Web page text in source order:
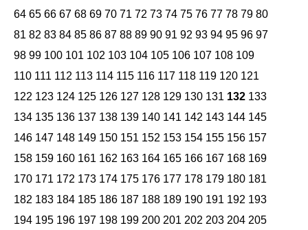
64 65 66 67 68 69 70 71 72 73 74 75 76 77 78 79 80
81 82 83 84 85 86 87 88 89 90 91 92 93 94 95 96 97
98 99 100 101 102 103 104 105 106 107 108 109
110 111 112 113 114 115 116 117 118 119 120 121
122 123 124 125 126 127 128 129 130 131 132 133
134 135 136 137 138 139 140 141 142 143 144 145
146 147 148 149 150 151 152 153 154 155 156 157
158 159 160 161 162 163 164 165 166 167 168 169
170 171 172 173 174 175 176 177 178 179 180 181
182 183 184 185 186 187 188 189 190 191 192 193
194 195 196 197 198 199 200 201 202 203 204 205